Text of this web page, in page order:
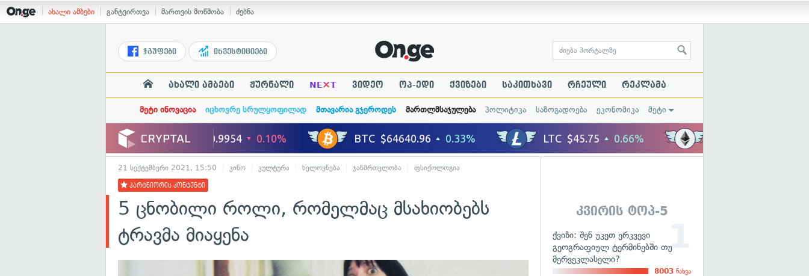
ახალი ამბები განტვირთვა მართვის მოწმობა ძებნა
ჯგუფები ინვესტიციები
ახალი ამბები ჟურნალი NE×T ვიდეო ოპ-ედი ქვიზები საკითხავი რჩეული რეკლამა
მეტი ინოვაცია იცხოვრე სრულყოფილად მთავარია გჯეროდეს მართლმსაჯულება პოლიტიკა საზოგადოება ეკონომიკა მეტი
21 სექტემბერი 2021, 15:50 კინო კულტურა ხელოვნება ჯანმრთელობა ფსიქოლოგია
პარტნიორის კონტენტი
5 ცნობილი როლი, რომელმაც მსახიობებს
ტრავმა მიაყენა
კვირის ტოპ-5
ქვიზი: შენ უკეთ ერკვევი
გეოგრაფიულ ტერმინებში თუ
მერვეკლასელი?
8003 ნახვა